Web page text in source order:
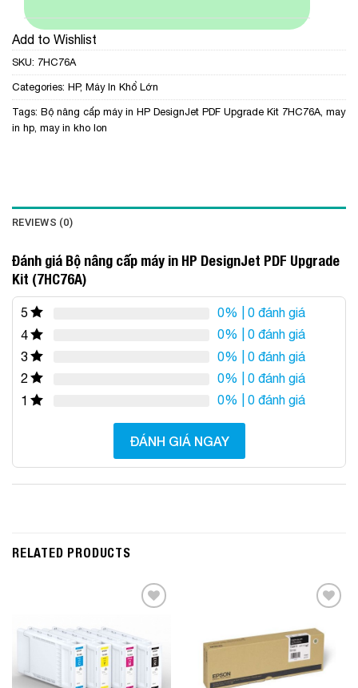
Add to Wishlist
SKU: 7HC76A
Categories: HP, Máy In Khổ Lớn
Tags: Bộ nâng cấp máy in HP DesignJet PDF Upgrade Kit 7HC76A, may
in hp, may in kho lon
REVIEWS (0)
Đánh giá Bộ nâng cấp máy in HP DesignJet PDF Upgrade
Kit (7HC76A)
5 0% | 0 đánh giá
4
0% | 0 đánh giá
3
0% | 0 đánh giá
2
0% | 0 đánh giá
1
0% | 0 đánh giá
ĐÁNH GIÁ NGAY
RELATED PRODUCTS
Wishlist